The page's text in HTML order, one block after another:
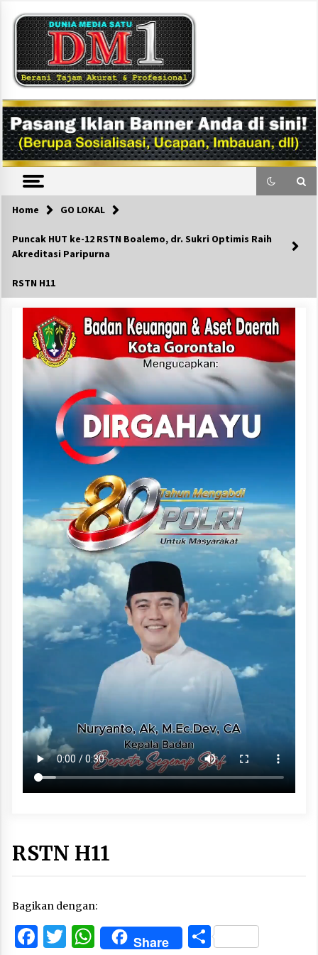
content
DM1
Home GO LOKAL
Puncak HUT ke-12 RSTN Boalemo, dr. Sukri Optimis Raih
Akreditasi Paripurna
RSTN H11
RSTN H11
Bagikan dengan:
Facebook
Twitter
WhatsApp
Share Share